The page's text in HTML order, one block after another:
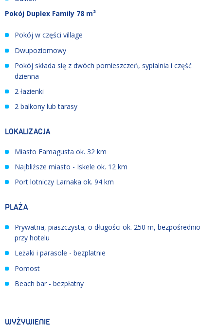
Pokój Duplex Family 78 m²
Pokój w części village
Dwupoziomowy
Pokój składa się z dwóch pomieszczeń, sypialnia i część
dzienna
2 łazienki
2 balkony lub tarasy
LOKALIZACJA
Miasto Famagusta ok. 32 km
Najbliższe miasto - Iskele ok. 12 km
Port lotniczy Larnaka ok. 94 km
PLAŻA
Prywatna, piaszczysta, o długości ok. 250 m, bezpośrednio
przy hotelu
Leżaki i parasole - bezplatnie
Pomost
Beach bar - bezpłatny
WYŻYWIENIE